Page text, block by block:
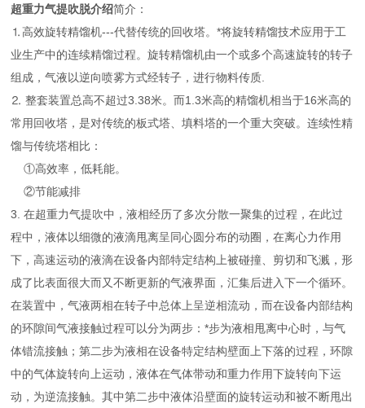
超重力气提吹脱介绍简介：
⒈高效旋转精馏机---代替传统的回收塔。*将旋转精馏技术应用于工
业生产中的连续精馏过程。旋转精馏机由一个或多个高速旋转的转子
组成，气液以逆向喷雾方式经转子，进行物料传质.
⒉ 整套装置总高不超过3.38米。而1.3米高的精馏机相当于16米高的
常用回收塔，是对传统的板式塔、填料塔的一个重大突破。连续性精
馏与传统塔相比：
①高效率，低耗能。
②节能减排
3. 在超重力气提吹中，液相经历了多次分散一聚集的过程，在此过
程中，液体以细微的液滴甩离呈同心圆分布的动圈，在离心力作用
下，高速运动的液滴在设备内部特定结构上被碰撞、剪切和飞溅，形
成了比表面很大而又不断更新的气液界面，汇集后进入下一个循环。
在装置中，气液两相在转子中总体上呈逆相流动，而在设备内部结构
的环隙间气液接触过程可以分为两步：*步为液相甩离中心时，与气
体错流接触；第二步为液相在设备特定结构壁面上下落的过程，环隙
中的气体旋转向上运动，液体在气体带动和重力作用下旋转向下运
动，为逆流接触。其中第二步中液体沿壁面的旋转运动和被不断甩出